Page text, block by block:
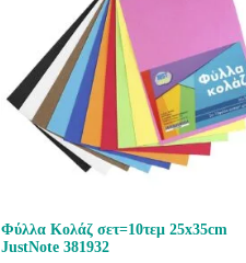
Φύλλα Κολάζ σετ=10τεμ 25x35cm
JustNote 381932